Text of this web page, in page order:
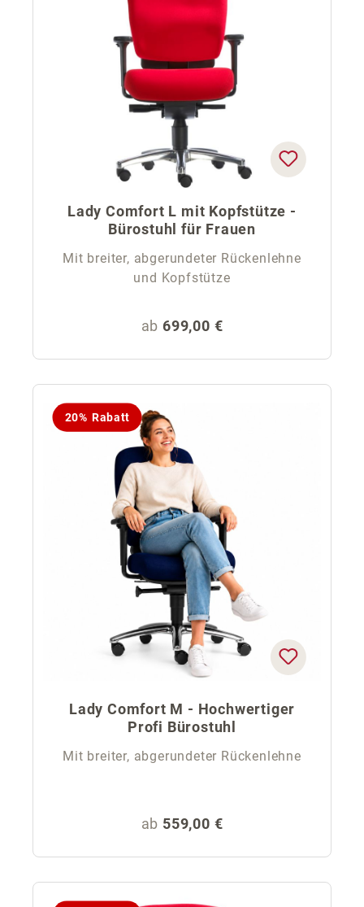
Lady Comfort L mit Kopfstütze -
Bürostuhl für Frauen
Mit breiter, abgerundeter Rückenlehne
und Kopfstütze
Regulärer Preis:
ab 699,00 €
20% Rabatt
Lady Comfort M - Hochwertiger
Profi Bürostuhl
Mit breiter, abgerundeter Rückenlehne
Regulärer Preis:
ab 559,00 €